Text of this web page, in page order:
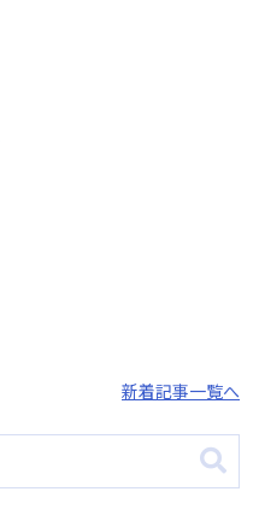
新着記事一覧へ